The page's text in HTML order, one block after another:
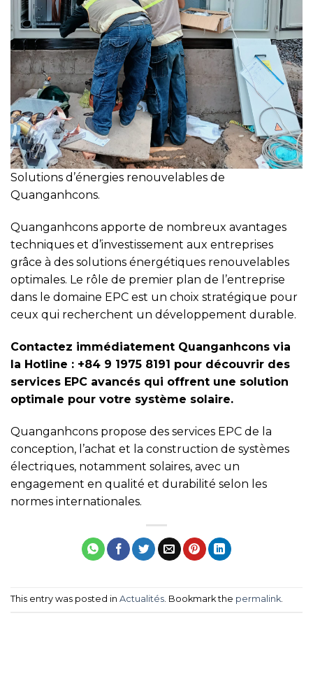
Solutions d’énergies renouvelables de
Quanganhcons.
Quanganhcons apporte de nombreux avantages
techniques et d’investissement aux entreprises
grâce à des solutions énergétiques renouvelables
optimales. Le rôle de premier plan de l’entreprise
dans le domaine EPC est un choix stratégique pour
ceux qui recherchent un développement durable.
Contactez immédiatement Quanganhcons via
la Hotline : +84 9 1975 8191 pour découvrir des
services EPC avancés qui offrent une solution
optimale pour votre système solaire.
Quanganhcons propose des services EPC de la
conception, l’achat et la construction de systèmes
électriques, notamment solaires, avec un
engagement en qualité et durabilité selon les
normes internationales.
This entry was posted in Actualités. Bookmark the permalink.